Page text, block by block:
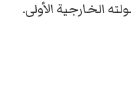
الخارجية الأولى.